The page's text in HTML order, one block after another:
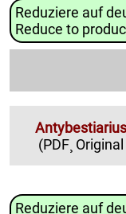
Reduziere auf
Reduce to
(PDF¸
Reduziere auf